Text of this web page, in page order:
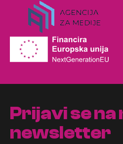
Prijavi se na
newsletter